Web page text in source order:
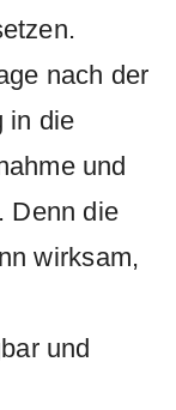
nach der
in die
und
Denn die
wirksam,
und